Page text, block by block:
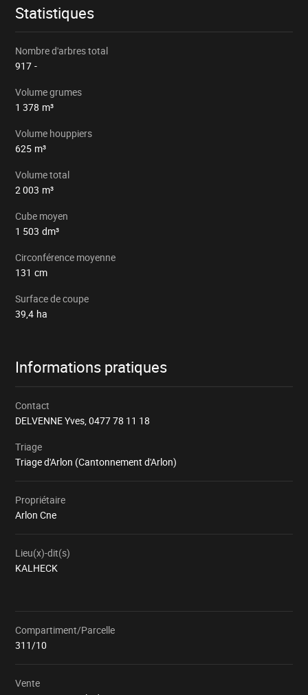
Statistiques
Nombre d'arbres total
917 -
Volume grumes
1 378 m³
Volume houppiers
625 m³
Volume total
2 003 m³
Cube moyen
1 503 dm³
Circonférence moyenne
131 cm
Surface de coupe
39,4 ha
Informations pratiques
Contact
DELVENNE Yves,0477 78 11 18
Triage
Triage d'Arlon (Cantonnement d'Arlon)
Propriétaire
Arlon Cne
Lieu(x)-dit(s)
KALHECK
Compartiment/Parcelle
311/10
Vente
Chargement